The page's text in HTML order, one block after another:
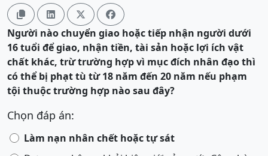
   
Người nào chuyển giao hoặc tiếp nhận người dưới
16 tuổi đểgiao, nhận tiền, tài sản hoặc lợi ích vật
chất khác, trừ trường hợp vì mục đích nhân đạothì
có thể bị phạt tù từ 18 năm đến 20 năm nếu phạm
tội thuộc trường hợp nào sau đây?
Chọn đáp án:
Làm nạn nhân chết hoặc tự sát